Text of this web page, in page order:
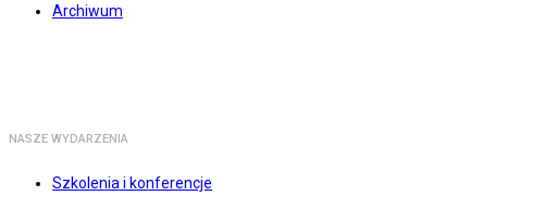
Archiwum
NASZE WYDARZENIA
Szkolenia i konferencje